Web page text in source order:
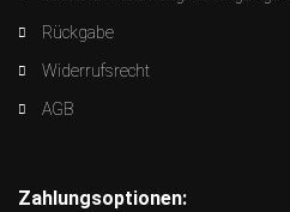
Rückgabe
Widerrufsrecht
AGB
Zahlungsoptionen: